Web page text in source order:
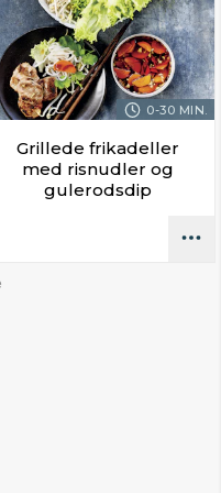
0-30 MIN.
Grillede frikadeller
med risnudler og
gulerodsdip